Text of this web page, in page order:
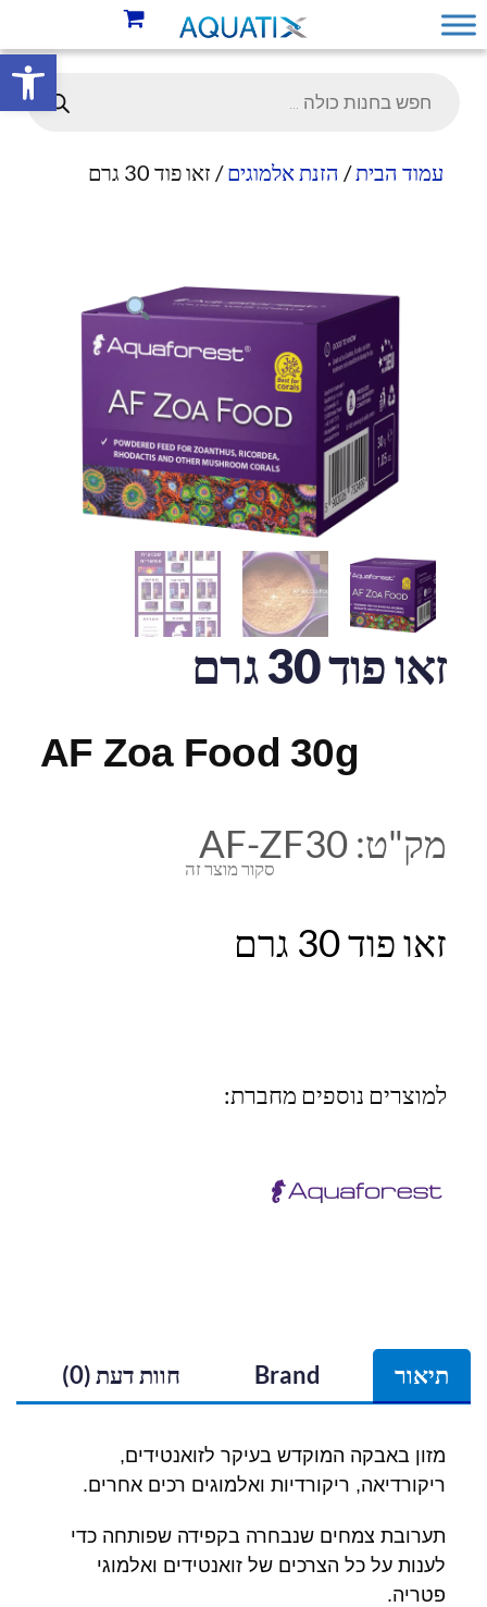
פתח
עמוד הבית/ הזנת אלמוגים/ זאו פוד 30 גרם
זאו פוד 30 גרם
AF Zoa Food 30g
סקור מוצר זה
מק"ט: AF-ZF30
זאו פוד 30 גרם
למוצרים נוספים מחברת:
תיאור Brand חוות דעת (0)
מזון באבקה המוקדש בעיקר לזואנטידים,
ריקורדיאה, ריקורדיות ואלמוגים רכים אחרים.
תערובת צמחים שנבחרה בקפידה שפותחה כדי
לענות על כל הצרכים של זואנטידים ואלמוגי
פטריה.